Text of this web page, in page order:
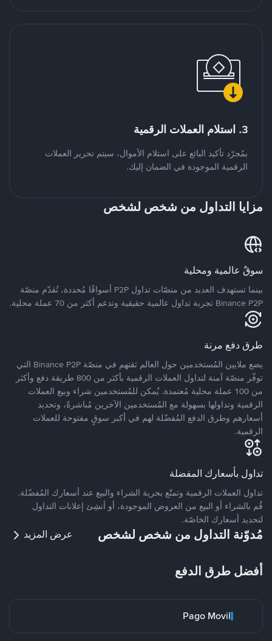
3. استلام العملات الرقمية
بمُجرّد تأكيد البائع على استلام الأموال، سيتم تحرير العملات
الرقمية الموجودة في الضمان إليك.
مزايا التداول من شخص لشخص
سوقٌ عالمية ومحلية
بينما تستهدف العديد من منصّات تداول P2P أسواقًا مُحددة، تُقدّم منصّة
Binance P2P تجربة تداول عالمية حقيقية وتدعم أكثر من 70 عملة محلية.
طرق دفع مرنة
يضع ملايين المُستخدمين حول العالم ثقتهم في منصّة Binance P2P التي
توفّر منصّة آمنة لتداول العملات الرقمية بأكثر من 800 طريقة دفع وأكثر
من 100 عملة محلية مُعتمدة. يُمكن للمُستخدمين شراء وبيع العملات
الرقمية وتداولها بسهولة مع المُستخدمين الآخرين مُباشرةً، وتحديد
أسعارهم وطرق الدفع المُفضّلة لهم في أكبر سوقٍ مفتوحة للعملات
الرقمية.
تداول بأسعارك المفضلة
تداول العملات الرقمية وتمتّع بحرية الشراء والبيع عند أسعارك المُفضّلة.
قُم بالشراء أو البيع من العروض الموجودة، أو أنشِئ إعلانات التداول
لتحديد أسعارك الخاصّة.
مُدوّنة التداول من شخص لشخص عرض المزيد
أفضل طرق الدفع
Pago Movil